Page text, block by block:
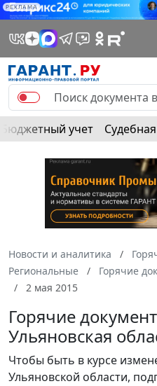
РЕКЛАМА
Бюджетный учет
Новости и аналитика
Региональные
Горячие
2 мая 2015
Горячие
Ульяновская
Чтобы быть в курсе
Ульяновской области,